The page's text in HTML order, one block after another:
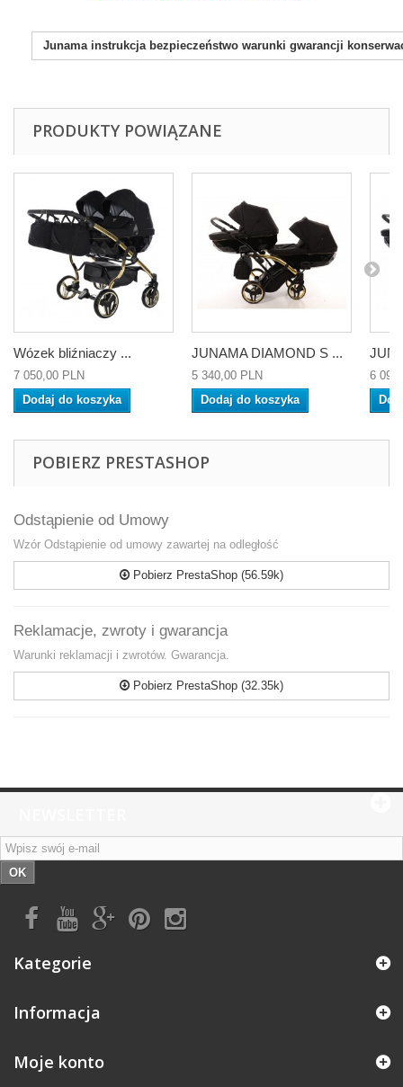
Junama instrukcja bezpieczeństwo warunki gwarancji
PRODUKTY POWIĄZANE
Wózek bliźniaczy ...
7 050,00 PLN
Dodaj do koszyka
JUNAMA DIAMOND S ...
5 340,00 PLN
Dodaj do koszyka
6
POBIERZ PRESTASHOP
Odstąpienie od Umowy
Wzór Odstąpienie od umowy zawartej na odległość
Pobierz PrestaShop (56.59k)
Reklamacje, zwroty i gwarancja
Warunki reklamacji i zwrotów. Gwarancja.
Pobierz PrestaShop (32.35k)
OK
Kategorie
Informacja
Moje konto